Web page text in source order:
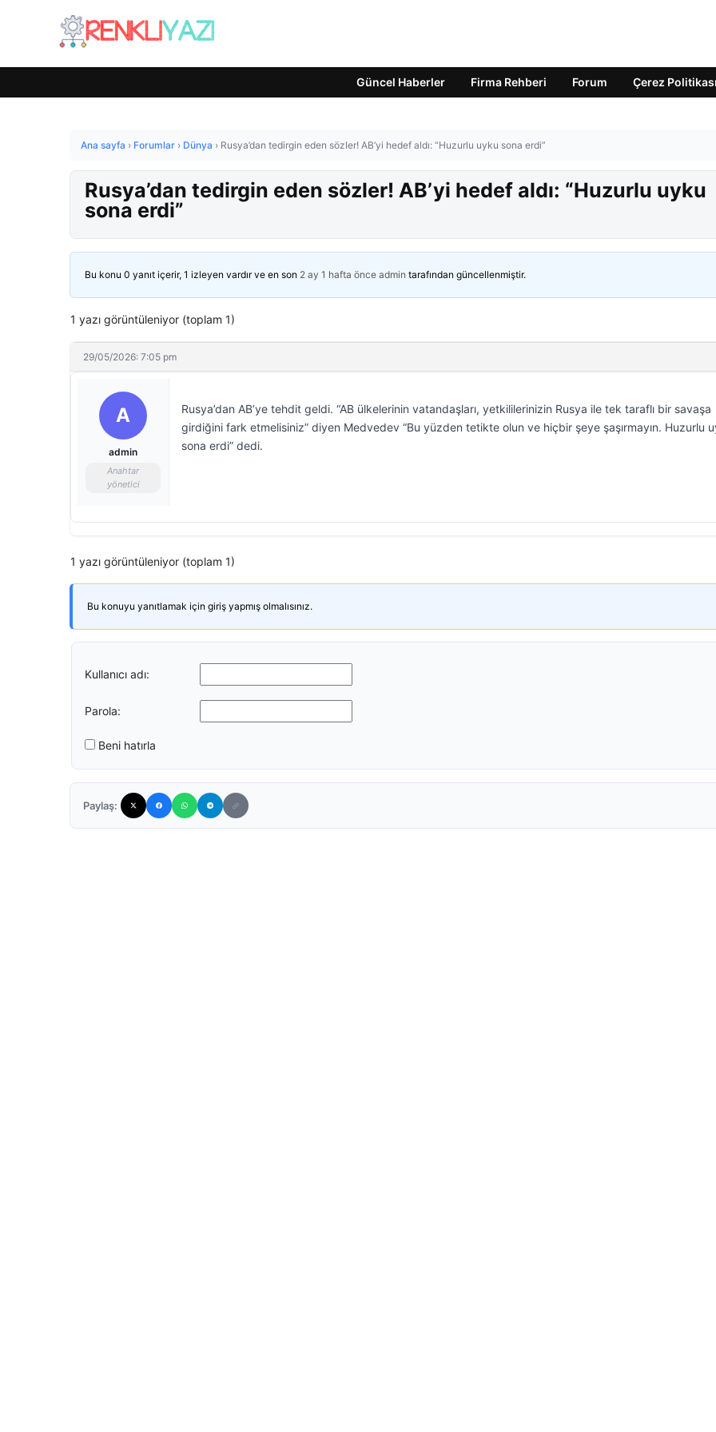
Güncel Haberler Firma Rehberi Forum Çerez Politikası
Ana sayfa › Forumlar › Dünya › Rusya’dan tedirgin eden sözler! AB’yi hedef aldı: “Huzurlu uyku sona erdi”
Rusya’dan tedirgin eden sözler! AB’yi hedef aldı: “Huzurlu uyku
sona erdi”
Bu konu 0 yanıt içerir, 1 izleyen vardır ve en son 2 ay 1 hafta önce admin tarafından güncellenmiştir.
1 yazı görüntüleniyor (toplam 1)
29/05/2026: 7:05 pm
A
admin
Anahtar
yönetici
Rusya’dan AB’ye tehdit geldi. “AB ülkelerinin vatandaşları, yetkililerinizin Rusya ile tek taraflı bir savaşa
girdiğini fark etmelisiniz” diyen Medvedev “Bu yüzden tetikte olun ve hiçbir şeye şaşırmayın. Huzurlu
sona erdi” dedi.
1 yazı görüntüleniyor (toplam 1)
Bu konuyu yanıtlamak için giriş yapmış olmalısınız.
Kullanıcı adı:
Parola:
Beni hatırla
Paylaş: